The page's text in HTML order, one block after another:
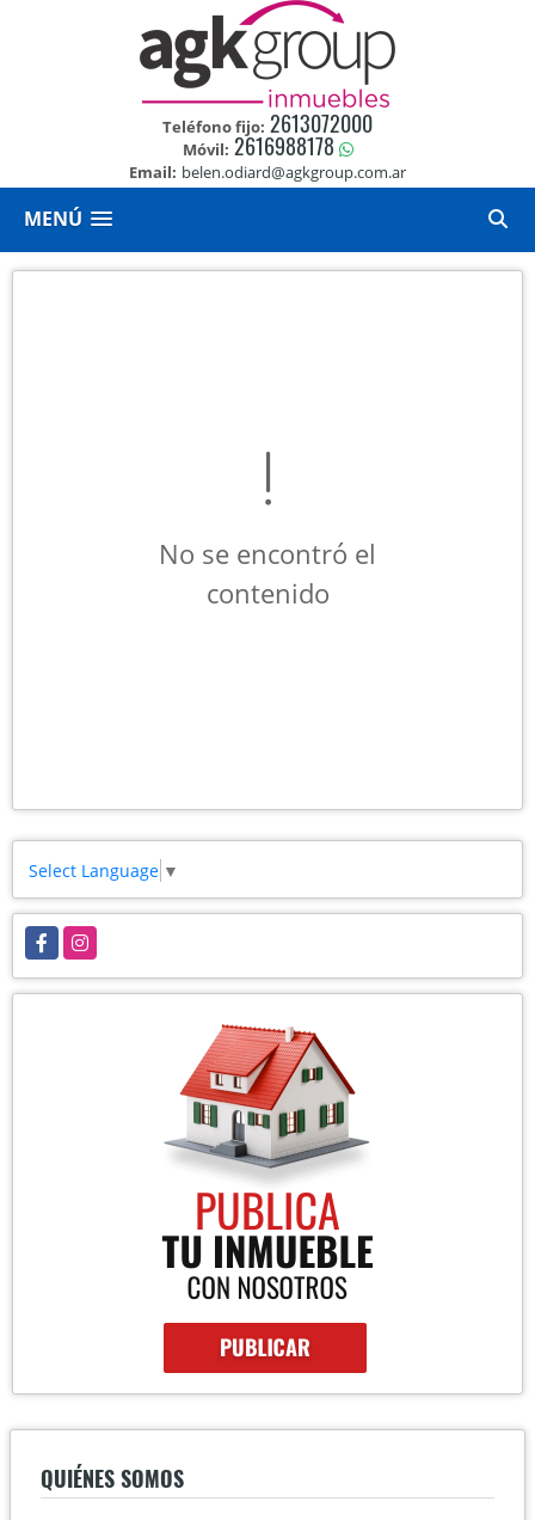
Teléfono fijo: 2613072000
Móvil: 2616988178
Email: belen.odiard@agkgroup.com.ar
MENÚ
No se encontró el
contenido
Select Language ▼
FacebookInstagram
QUIÉNES SOMOS